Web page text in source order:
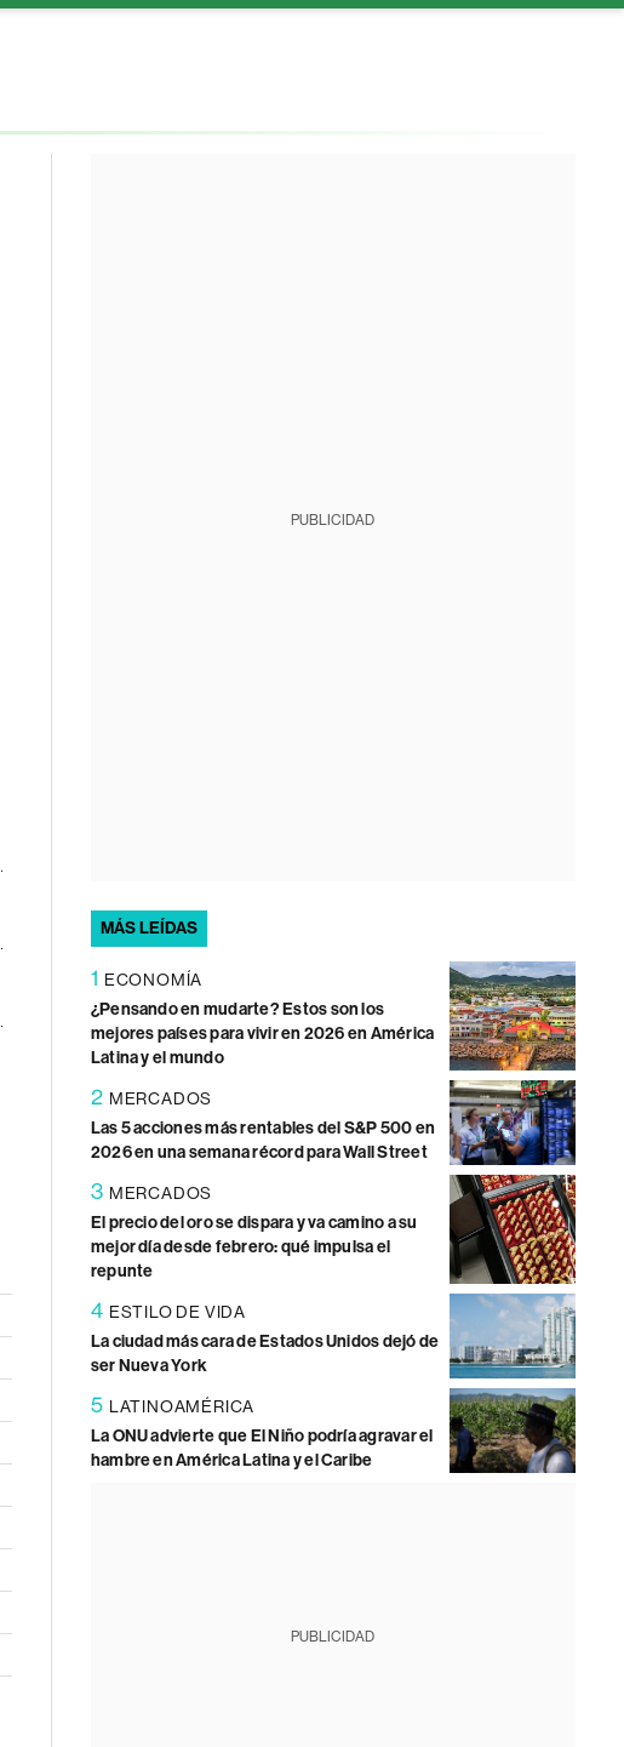
PUBLICIDAD
MÁS LEÍDAS
1 ECONOMÍA
¿Pensando en mudarte? Estos son los
mejores países para vivir en 2026 en América
Latina y el mundo
2 MERCADOS
Las 5 acciones más rentables del S&P 500 en
2026 en una semana récord para Wall Street
3 MERCADOS
El precio del oro se dispara y va camino a su
mejor día desde febrero: qué impulsa el
repunte
4 ESTILO DE VIDA
La ciudad más cara de Estados Unidos dejó de
ser Nueva York
5 LATINOAMÉRICA
La ONU advierte que El Niño podría agravar el
hambre en América Latina y el Caribe
PUBLICIDAD